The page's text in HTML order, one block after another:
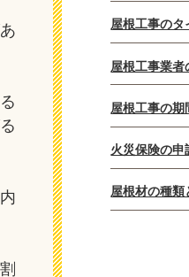
屋根工事のタ
屋根工事業者
屋根工事の期
火災保険の申
屋根材の種類